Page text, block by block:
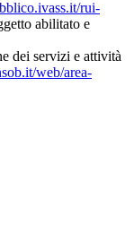
rui-
abilitato e
dei servizi e attività
web/area-